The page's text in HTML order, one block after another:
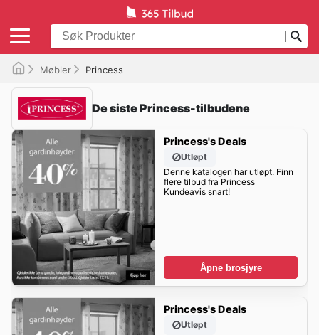
Møbler Princess
De siste Princess-tilbudene
Princess's Deals
Utløpt
Denne katalogen har utløpt. Finn
flere tilbud fra Princess
Kundeavis snart!
Åpne brosjyre
Princess's Deals
Utløpt